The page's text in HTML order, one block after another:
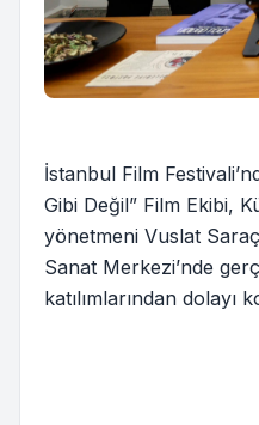
İstanbul Film
Gibi Değil” Film Ekibi,
yönetmeni Vuslat
Sanat Merkezi’nde
katılımlarından